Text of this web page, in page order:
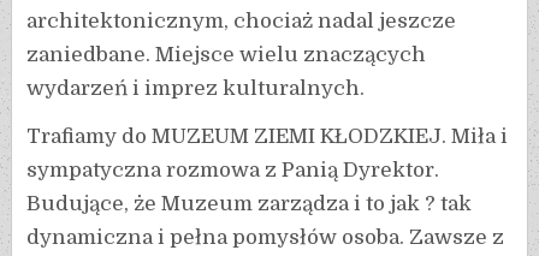
architektonicznym, chociaż nadal jeszcze
zaniedbane. Miejsce wielu znaczących
wydarzeń i imprez kulturalnych.
Trafiamy do MUZEUM ZIEMI KŁODZKIEJ. Miła i
sympatyczna rozmowa z Panią Dyrektor.
Budujące, że Muzeum zarządza i to jak ? tak
dynamiczna i pełna pomysłów osoba. Zawsze z